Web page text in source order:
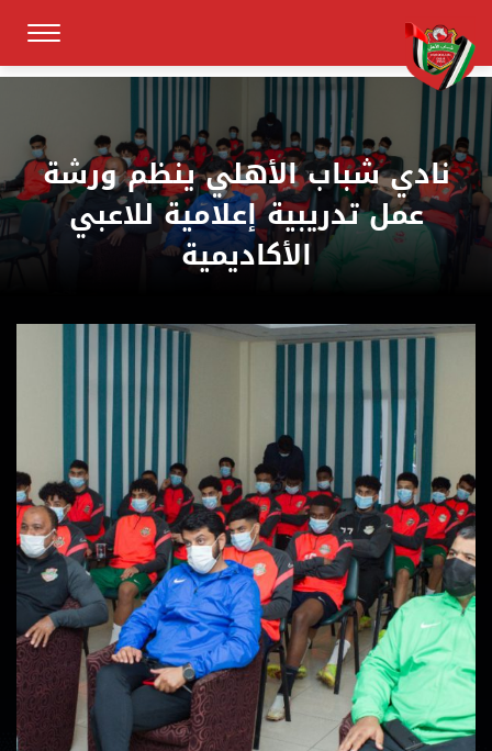
نادي شباب الأهلي ينظم ورشة
عمل تدريبية إعلامية للاعبي
الأكاديمية